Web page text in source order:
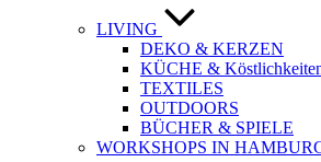
LIVING
DEKO & KERZEN
KÜCHE &
TEXTILES
OUTDOORS
BÜCHER & SPIELE
WORKSHOPS IN